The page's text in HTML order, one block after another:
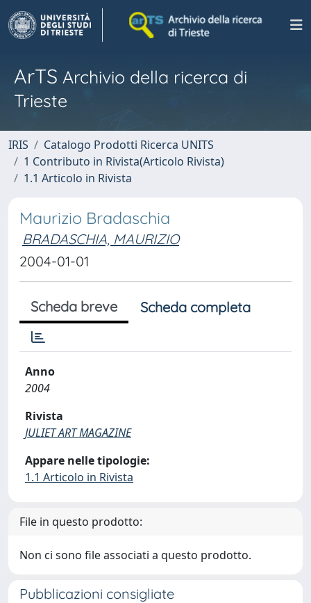
ArTS Archivio della ricerca di
Trieste
IRIS
Catalogo Prodotti Ricerca UNITS
1 Contributo in Rivista(Articolo Rivista)
1.1 Articolo in Rivista
Maurizio Bradaschia
BRADASCHIA, MAURIZIO
2004-01-01
Scheda breve Scheda completa
Anno
2004
Rivista
JULIET ART MAGAZINE
Appare nelle tipologie:
1.1 Articolo in Rivista
File in questo prodotto:
Non ci sono file associati a questo prodotto.
Pubblicazioni consigliate